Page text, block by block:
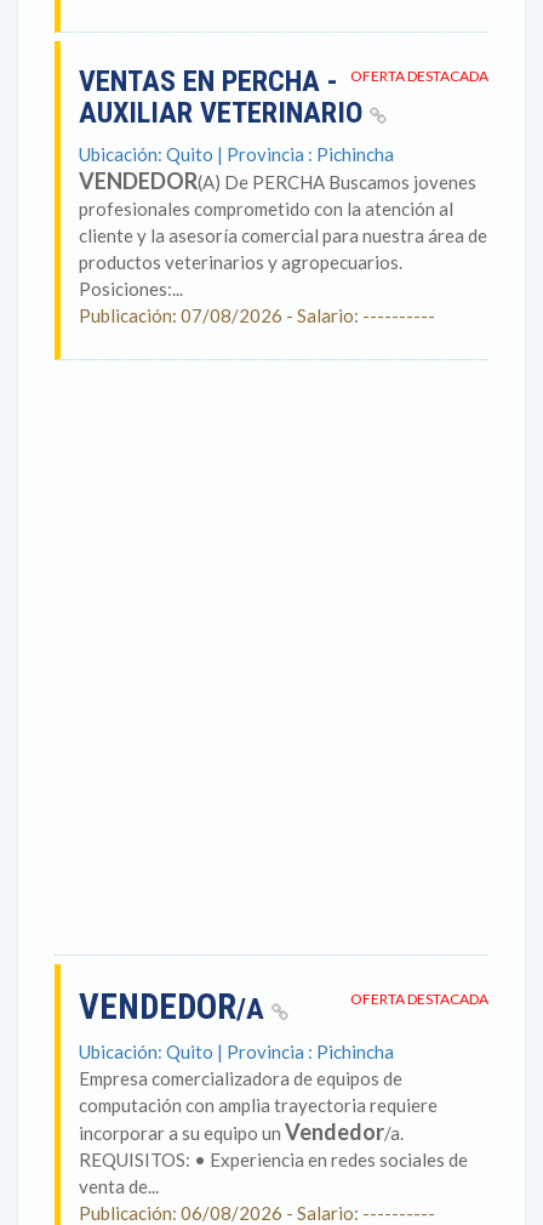
OFERTA DESTACADA
VENTAS EN PERCHA -
AUXILIAR VETERINARIO
Ubicación: Quito | Provincia : Pichincha
VENDEDOR(A) De PERCHA Buscamos jovenes
profesionales comprometido con la atención al
cliente y la asesoría comercial para nuestra área de
productos veterinarios y agropecuarios.
Posiciones:...
Publicación: 07/08/2026 - Salario: ----------
OFERTA DESTACADA
VENDEDOR/A
Ubicación: Quito | Provincia : Pichincha
Empresa comercializadora de equipos de
computación con amplia trayectoria requiere
incorporar a su equipo un Vendedor/a.
REQUISITOS: • Experiencia en redes sociales de
venta de...
Publicación: 06/08/2026 - Salario: ----------